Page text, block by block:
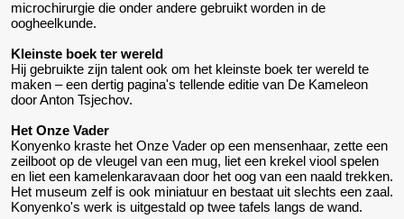
microchirurgie die onder andere gebruikt worden in de
oogheelkunde.
Kleinste boek ter wereld
Hij gebruikte zijn talent ook om het kleinste boek ter wereld te
maken – een dertig pagina's tellende editie van De Kameleon
door Anton Tsjechov.
Het Onze Vader
Konyenko kraste het Onze Vader op een mensenhaar, zette een
zeilboot op de vleugel van een mug, liet een krekel viool spelen
en liet een kamelenkaravaan door het oog van een naald trekken.
Het museum zelf is ook miniatuur en bestaat uit slechts een zaal.
Konyenko's werk is uitgestald op twee tafels langs de wand.